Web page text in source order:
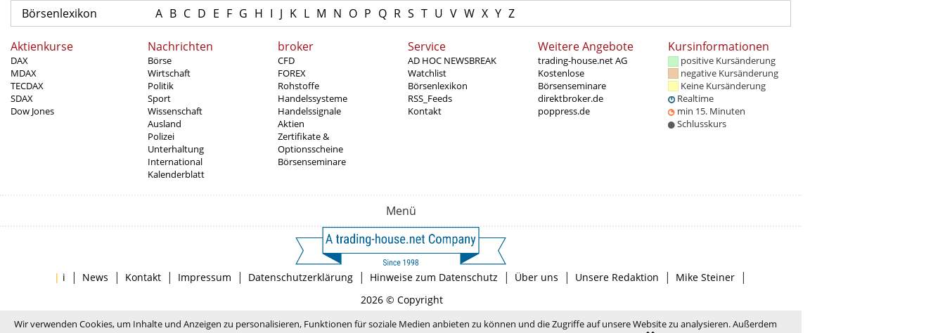
Börsenlexikon A B C D E F G H I J K L M N O P Q R S T U V W X Y Z
Aktienkurse
DAX
MDAX
TECDAX
SDAX
Dow Jones
Nachrichten
Börse
Wirtschaft
Politik
Sport
Wissenschaft
Ausland
Polizei
Unterhaltung
International
Kalenderblatt
broker
CFD
FOREX
Rohstoffe
Handelssysteme
Handelssignale
Aktien
Zertifikate &
Optionsscheine
Börsenseminare
Service
AD HOC NEWSBREAK
Watchlist
Börsenlexikon
RSS_Feeds
Kontakt
Weitere Angebote
trading-house.net AG
Kostenlose
Börsenseminare
direktbroker.de
poppress.de
Kursinformationen
positive Kursänderung
negative Kursänderung
Keine Kursänderung
Realtime
min 15. Minuten
Schlusskurs
Menü
| i | News | Kontakt | Impressum | Datenschutzerklärung | Hinweise zum Datenschutz | Über uns | Unsere Redaktion | Mike Steiner |
2026 © Copyright
Wir verwenden Cookies, um Inhalte und Anzeigen zu personalisieren, Funktionen für soziale Medien anbieten zu können und die Zugriffe auf unsere Website zu analysieren. Außerdem